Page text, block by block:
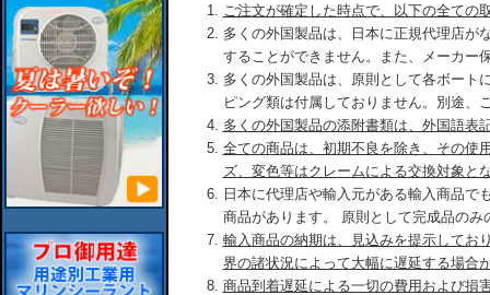
ご注文が確定した時点で、以下の全ての
多くの外国製品は、日本に正規代理店が
することができません。また、メーカー
多くの外国製品は、原則として各ボート
ピング類は付属しておりません。別途、
多くの外国製品の添附書類は、外国語表
全ての商品は、初期不良を除き、その使
ズ、変色等はクレームによる交換対象と
日本に代理店や輸入元がある輸入商品で
商品があります。 原則として完成品のみ
輸入商品の納期は、見込みを提示してお
界の諸状況によって大幅に遅延する場合
商品到着遅延による一切の費用および損